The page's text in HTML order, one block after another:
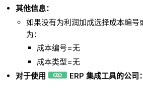
其他信息：
如果没有为利润加成选择成本编号
为：
成本编号=无
成本类型=无
对于使用
ERP 集成工具的公司